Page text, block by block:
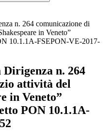
n. 264 comunicazione di
in Veneto”
10.1.1A-FSEPON-VE-2017-
n. 264
attività del
in Veneto”
PON 10.1.1A-